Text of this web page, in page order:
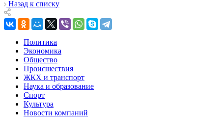
Назад к списку
Политика
Экономика
Общество
Происшествия
ЖКХ и транспорт
Наука и образование
Спорт
Культура
Новости компаний